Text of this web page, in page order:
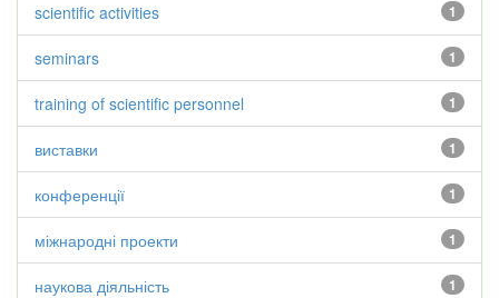
1
scientific activities
1
seminars
1
training of scientific personnel
1
виставки
1
конференції
1
міжнародні проекти
1
наукова діяльність